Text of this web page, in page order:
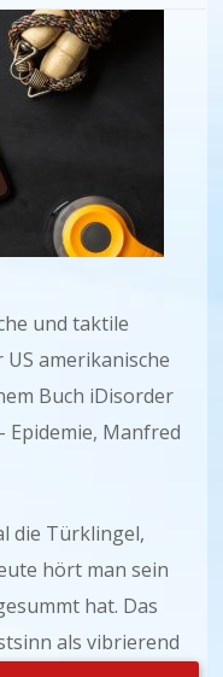
und taktile
amerikanische
Buch iDisorder
Epidemie, Manfred
die Türklingel,
hört man sein
hat. Das
als vibrierend